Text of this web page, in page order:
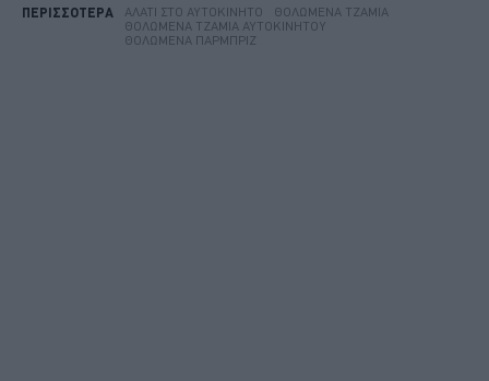
ΠΕΡΙΣΣΟΤΕΡΑ ΑΛΆΤΙ ΣΤΟ ΑΥΤΟΚΊΝΗΤΟ
ΘΟΛΩΜΈΝΑ ΤΖΆΜΙΑ
ΘΟΛΩΜΈΝΑ ΤΖΆΜΙΑ ΑΥΤΟΚΙΝΉΤΟΥ
ΘΟΛΩΜΈΝΑ ΠΑΡΜΠΡΊΖ